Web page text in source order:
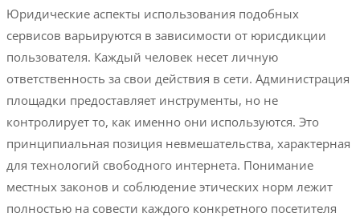
Юридические аспекты использования подобных
сервисов варьируются в зависимости от юрисдикции
пользователя. Каждый человек несет личную
ответственность за свои действия в сети. Администрация
площадки предоставляет инструменты, но не
контролирует то, как именно они используются. Это
принципиальная позиция невмешательства, характерная
для технологий свободного интернета. Понимание
местных законов и соблюдение этических норм лежит
полностью на совести каждого конкретного посетителя